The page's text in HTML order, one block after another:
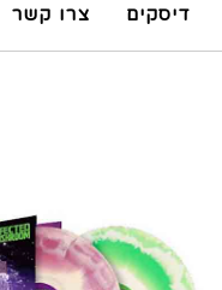
דיסקים צרו קשר